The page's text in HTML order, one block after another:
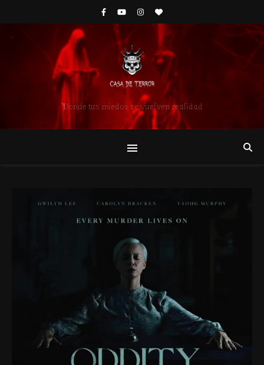
Donde tus miedos se vuelven realidad